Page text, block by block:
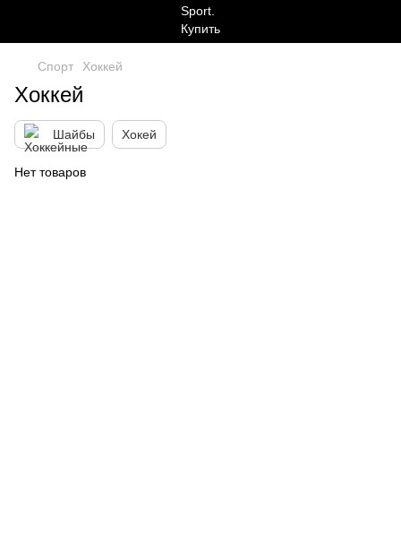
Спорт Хоккей
Хоккей
Шайбы Хокей
Нет товаров